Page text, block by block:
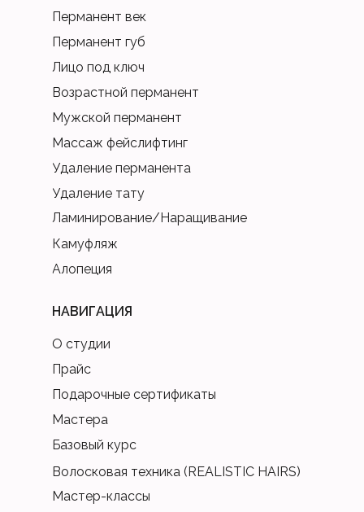
НАВИГАЦИЯ
Мастер-классы
Прайс
Подарочные сертификаты
Волосковая техника (REALISTIC HAIRS)
Базовый курс
Мастера
О студии
Перманент губ
Возрастной перманент
Мужской перманент
Удаление перманента
Удаление тату
Ламинирование/Наращивание
Лицо под ключ
Алопеция
Массаж фейслифтинг
Камуфляж
Перманент век